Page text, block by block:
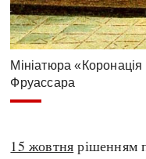
Мініатюра
Фруассара
15 жовтня рішенням